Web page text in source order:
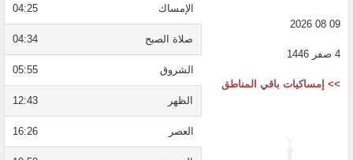
09 08 2026
4 صفر 1446
>> إمساكيات باقي المناطق
الإمساك 04:25
صلاة الصبح 04:34
الشروق 05:55
الظهر 12:43
العصر 16:26